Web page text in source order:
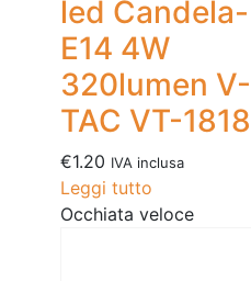
led Candela-
E14 4W
320lumen V-
TAC VT-1818
€1.20 IVA inclusa
Leggi tutto
Occhiata veloce